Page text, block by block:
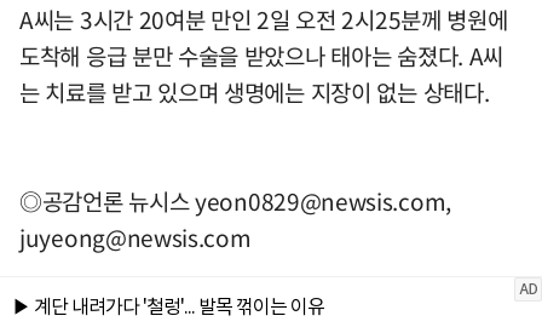
A씨는 3시간 20여분 만인 2일 오전 2시25분께 병원에
도착해 응급 분만 수술을 받았으나 태아는 숨졌다. A씨
는 치료를 받고 있으며 생명에는 지장이 없는 상태다.
◎공감언론 뉴시스yeon0829@newsis.com,
juyeong@newsis.com